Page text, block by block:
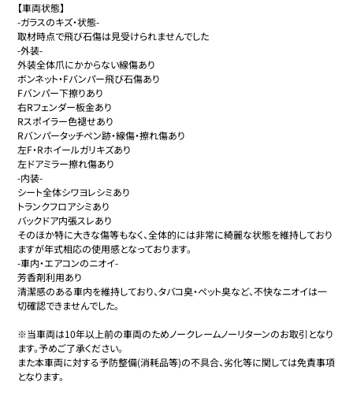
【車両状態】
-ガラスのキズ・状態-
取材時点で飛び石傷は見受けられませんでした
-外装-
外装全体爪にかからない線傷あり
ボンネット・Fバンパー飛び石傷あり
Fバンパー下擦りあり
右Rフェンダー板金あり
Rスポイラー色褪せあり
Rバンパータッチペン跡・線傷・擦れ傷あり
左F・Rホイールガリキズあり
左ドアミラー擦れ傷あり
-内装-
シート全体シワヨレシミあり
トランクフロアシミあり
バックドア内張スレあり
そのほか特に大きな傷等もなく、全体的には非常に綺麗な状態を維持しており
ますが年式相応の使用感となっております。
-車内・エアコンのニオイ-
芳香剤利用あり
清潔感のある車内を維持しており、タバコ臭・ペット臭など、不快なニオイは一
切確認できませんでした。
※当車両は10年以上前の車両のためノークレームノーリターンのお取引となり
ます。予めご了承ください。
また本車両に対する予防整備(消耗品等)の不具合、劣化等に関しては免責事項
となります。